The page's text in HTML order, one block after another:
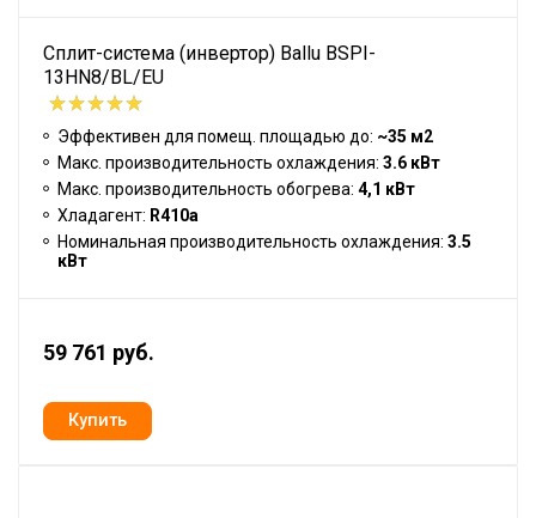
Сплит-система (инвертор) Ballu BSPI-
13HN8/BL/EU
Эффективен для помещ. площадью до: ~35 м2
Макс. производительность охлаждения: 3.6 кВт
Макс. производительность обогрева: 4,1 кВт
Хладагент: R410a
Номинальная производительность охлаждения: 3.5
кВт
59 761 руб.